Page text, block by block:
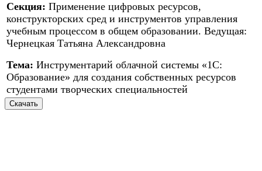
Секция: Применение цифровых ресурсов,
конструкторских сред и инструментов управления
учебным процессом в общем образовании. Ведущая:
Чернецкая Татьяна Александровна
Тема: Инструментарий облачной системы «1С:
Образование» для создания собственных ресурсов
студентами творческих специальностей